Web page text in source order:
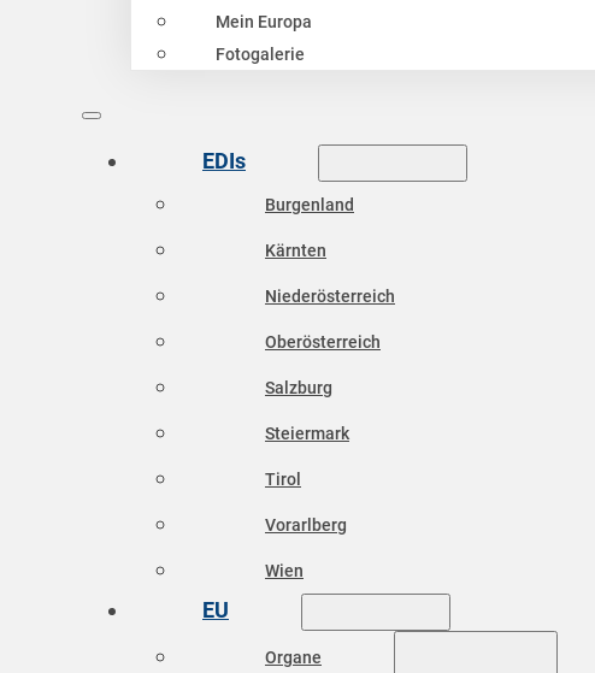
Mein Europa
Fotogalerie
EDIs
Burgenland
Kärnten
Niederösterreich
Oberösterreich
Salzburg
Steiermark
Tirol
Vorarlberg
Wien
EU
Organe